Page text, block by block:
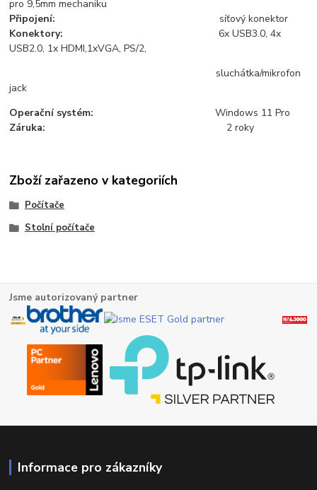
pro 9,5mm mechaniku
Připojení: síťový konektor
Konektory:6x USB3.0, 4x
USB2.0, 1x HDMI,1xVGA, PS/2,
sluchátka/mikrofon
jack
Operační systém:Windows 11 Pro
Záruka: 2 roky
Zboží zařazeno v kategoriích
Počítače
Stolní počítače
Jsme autorizovaný partner
Informace pro zákazníky